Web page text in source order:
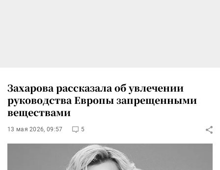
Захарова рассказала об увлечении
руководства Европы запрещенными
веществами
13 мая 2026, 09:57 5